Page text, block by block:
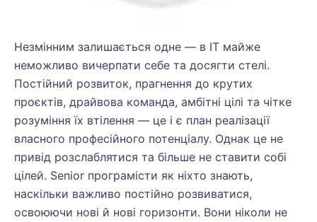
Незмінним залишається одне — в ІТ майже
неможливо вичерпати себе та досягти стелі.
Постійний розвиток, прагнення до крутих
проєктів, драйвова команда, амбітні цілі та чітке
розуміння їх втілення — це і є план реалізації
власного професійного потенціалу. Однак це не
привід розслаблятися та більше не ставити собі
цілей. Senior програмісти як ніхто знають,
наскільки важливо постійно розвиватися,
освоюючи нові й нові горизонти. Вони ніколи не